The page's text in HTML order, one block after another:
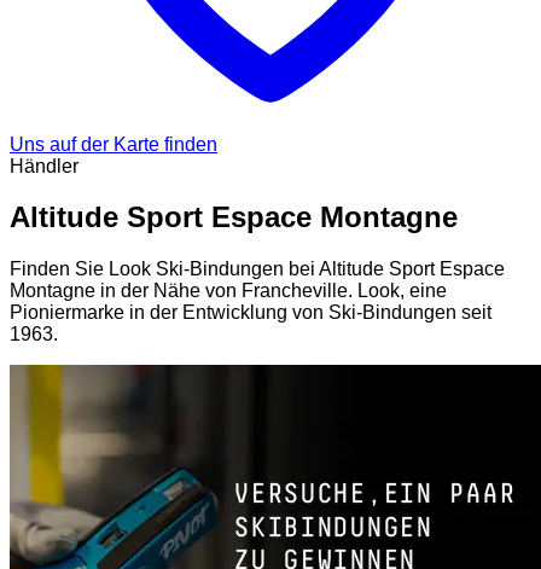
Uns auf der Karte finden
Händler
Altitude Sport Espace Montagne
Finden Sie Look Ski-Bindungen bei Altitude Sport Espace
Montagne in der Nähe von Francheville. Look, eine
Pioniermarke in der Entwicklung von Ski-Bindungen seit
1963.